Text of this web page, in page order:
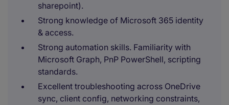
sharepoint).
Strong knowledge of Microsoft 365 identity
& access.
Strong automation skills. Familiarity with
Microsoft Graph, PnP PowerShell, scripting
standards.
Excellent troubleshooting across OneDrive
sync, client config, networking constraints,